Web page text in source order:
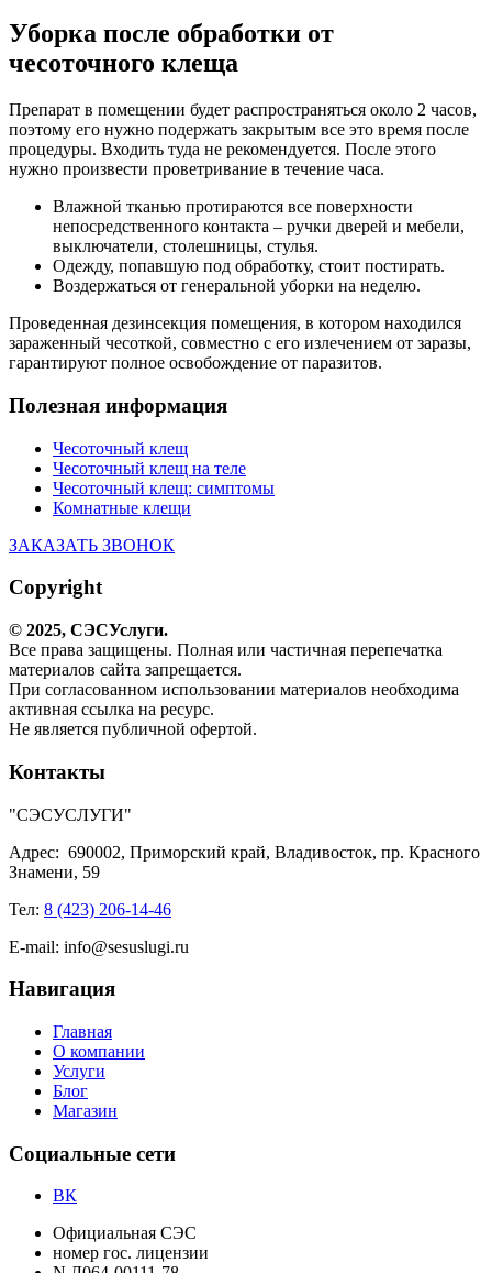
Уборка после обработки от
чесоточного клеща
Препарат в помещении будет распространяться около 2 часов,
поэтому его нужно подержать закрытым все это время после
процедуры. Входить туда не рекомендуется. После этого
нужно произвести проветривание в течение часа.
Влажной тканью протираются все поверхности
непосредственного контакта – ручки дверей и мебели,
выключатели, столешницы, стулья.
Одежду, попавшую под обработку, стоит постирать.
Воздержаться от генеральной уборки на неделю.
Проведенная дезинсекция помещения, в котором находился
зараженный чесоткой, совместно с его излечением от заразы,
гарантируют полное освобождение от паразитов.
Полезная информация
Чесоточный клещ
Чесоточный клещ на теле
Чесоточный клещ: симптомы
Комнатные клещи
ЗАКАЗАТЬ ЗВОНОК
Copyright
© 2025, СЭСУслуги.
Все права защищены. Полная или частичная перепечатка
материалов сайта запрещается.
При согласованном использовании материалов необходима
активная ссылка на ресурс.
Не является публичной офертой.
Контакты
"СЭСУСЛУГИ"
Адрес: 690002, Приморский край, Владивосток, пр. Красного
Знамени, 59
Тел: 8 (423) 206-14-46
E-mail: info@sesuslugi.ru
Навигация
Главная
О компании
Услуги
Блог
Магазин
Социальные сети
ВК
Официальная СЭС
номер гос. лицензии